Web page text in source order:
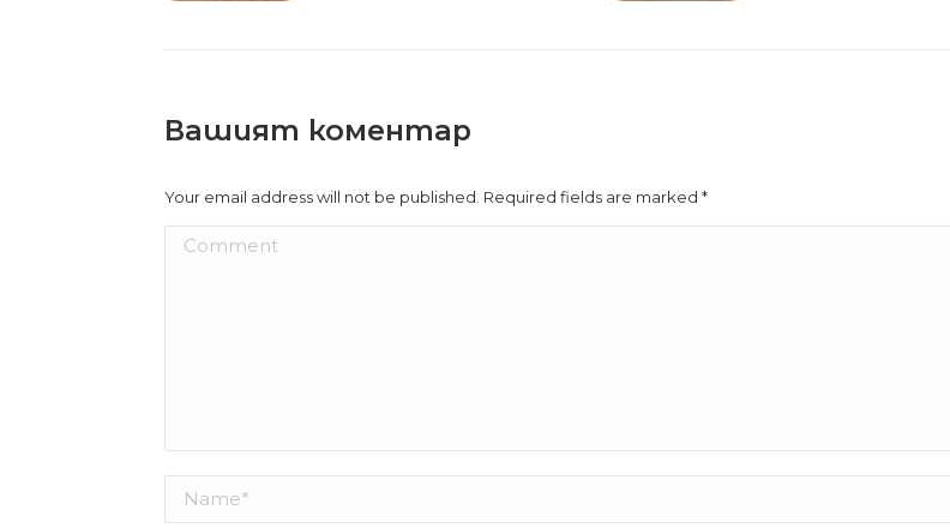
Вашият коментар
Your email address will not be published. Required fields are marked*
Comment